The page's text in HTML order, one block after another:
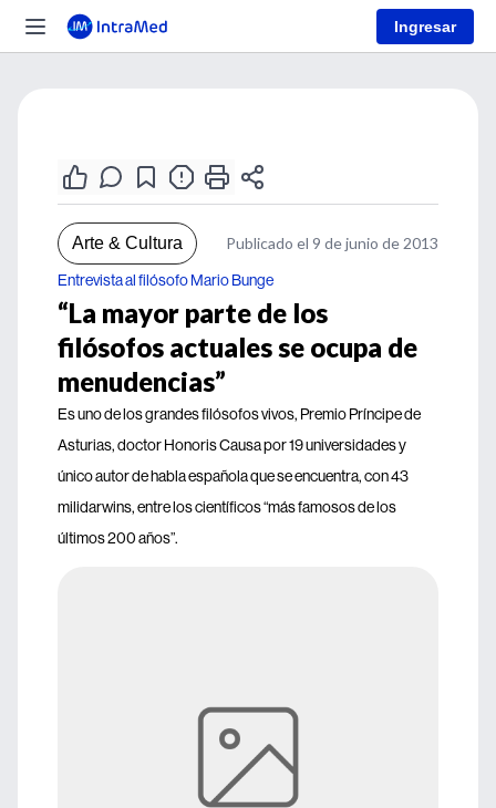
Ingresar
Arte & Cultura Publicado el 9 de junio de 2013
Entrevista al filósofo Mario Bunge
“La mayor parte de los
filósofos actuales se ocupa de
menudencias”
Es uno de los grandes filósofos vivos, Premio Príncipe de
Asturias, doctor Honoris Causa por 19 universidades y
único autor de habla española que se encuentra, con 43
milidarwins, entre los científicos “más famosos de los
últimos 200 años”.